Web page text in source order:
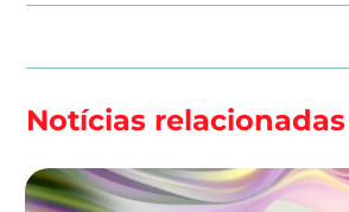
Notícias relacionadas